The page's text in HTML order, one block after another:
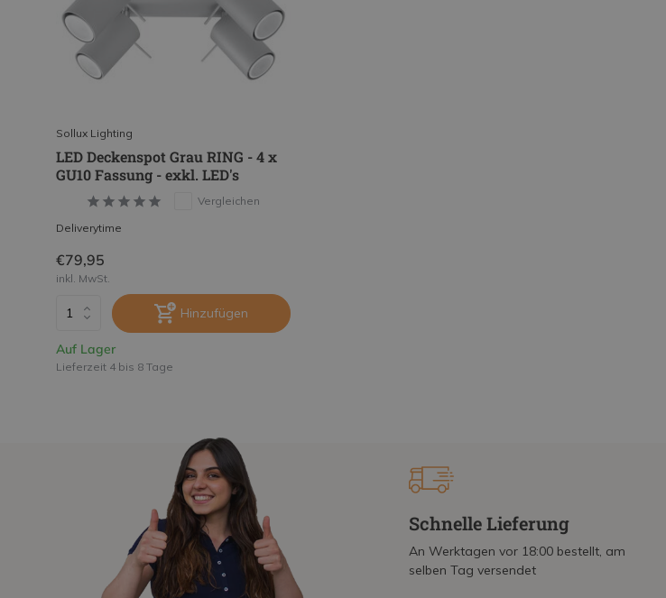
Sollux Lighting
LED Deckenspot Grau RING - 4 x
GU10 Fassung - exkl. LED's
Vergleichen
Deliverytime
€79,95
inkl. MwSt.
Hinzufügen
Auf Lager
Lieferzeit 4 bis 8 Tage
Schnelle Lieferung
An Werktagen vor 18:00 bestellt, am
selben Tag versendet